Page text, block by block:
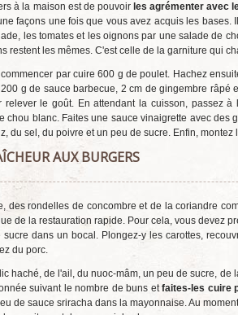
à la maison est de pouvoir les agrémenter avec
façons une fois que vous avez acquis les
les tomates et les oignons par une salade de
restent les mêmes. C'est celle de la garniture qui
par cuire 600 g de poulet. Hachez
g de sauce barbecue, 2 cm de gingembre
relever le goût. En attendant la cuisson, passez
chou blanc. Faites une sauce vinaigrette avec
du sel, du poivre et un peu de sucre. Enfin, montez
AUX BURGERS
des rondelles de concombre et de la coriandre
de la restauration rapide. Pour cela, vous devez
dans un bocal. Plongez-y les carottes,
du porc.
haché, de l'ail, du nuoc-mâm, un peu de sucre,
suivant le nombre de buns etfaites-les cuire
de sauce sriracha dans la mayonnaise. Au